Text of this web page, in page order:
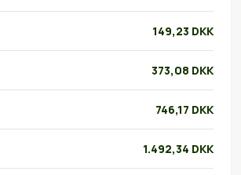
149,23 DKK
373,08 DKK
746,17 DKK
1.492,34 DKK